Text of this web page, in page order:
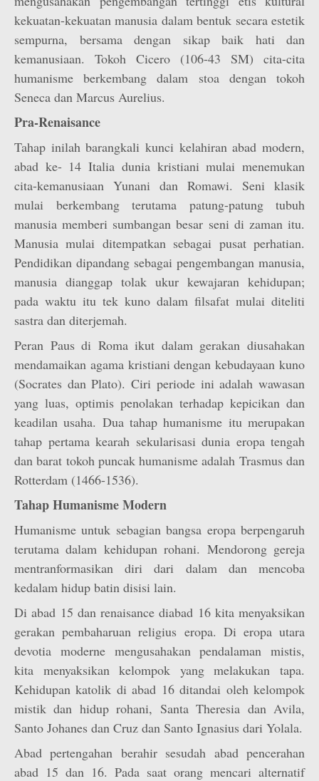
kekuatan-kekuatan manusia dalam bentuk secara estetik
sempurna, bersama dengan sikap baik hati dan
kemanusiaan. Tokoh Cicero (106-43 SM) cita-cita
humanisme berkembang dalam stoa dengan tokoh
Seneca dan Marcus Aurelius.
Pra-Renaisance
Tahap inilah barangkali kunci kelahiran abad modern,
abad ke- 14 Italia dunia kristiani mulai menemukan
cita-kemanusiaan Yunani dan Romawi. Seni klasik
mulai berkembang terutama patung-patung tubuh
manusia memberi sumbangan besar seni di zaman itu.
Manusia mulai ditempatkan sebagai pusat perhatian.
Pendidikan dipandang sebagai pengembangan manusia,
manusia dianggap tolak ukur kewajaran kehidupan;
pada waktu itu tek kuno dalam filsafat mulai diteliti
sastra dan diterjemah.
Peran Paus di Roma ikut dalam gerakan diusahakan
mendamaikan agama kristiani dengan kebudayaan kuno
(Socrates dan Plato). Ciri periode ini adalah wawasan
yang luas, optimis penolakan terhadap kepicikan dan
keadilan usaha. Dua tahap humanisme itu merupakan
tahap pertama kearah sekularisasi dunia eropa tengah
dan barat tokoh puncak humanisme adalah Trasmus dan
Rotterdam (1466-1536).
Tahap Humanisme Modern
Humanisme untuk sebagian bangsa eropa berpengaruh
terutama dalam kehidupan rohani. Mendorong gereja
mentranformasikan diri dari dalam dan mencoba
kedalam hidup batin disisi lain.
Di abad 15 dan renaisance diabad 16 kita menyaksikan
gerakan pembaharuan religius eropa. Di eropa utara
devotia moderne mengusahakan pendalaman mistis,
kita menyaksikan kelompok yang melakukan tapa.
Kehidupan katolik di abad 16 ditandai oleh kelompok
mistik dan hidup rohani, Santa Theresia dan Avila,
Santo Johanes dan Cruz dan Santo Ignasius dari Yolala.
Abad pertengahan berahir sesudah abad pencerahan
abad 15 dan 16. Pada saat orang mencari alternatif